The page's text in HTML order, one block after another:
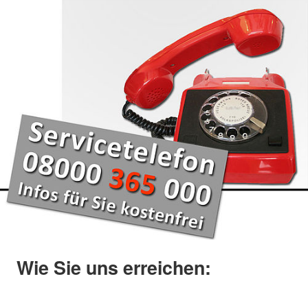
Wie Sie uns erreichen: